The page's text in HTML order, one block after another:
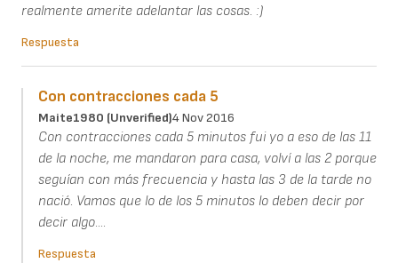
realmente amerite adelantar las cosas. :)
Respuesta
Con contracciones cada 5
Maite1980 (unverified)4 Nov 2016
Con contracciones cada 5 minutos fui yo a eso de las 11
de la noche, me mandaron para casa, volví a las 2 porque
seguían con más frecuencia y hasta las 3 de la tarde no
nació. Vamos que lo de los 5 minutos lo deben decir por
decir algo....
Respuesta